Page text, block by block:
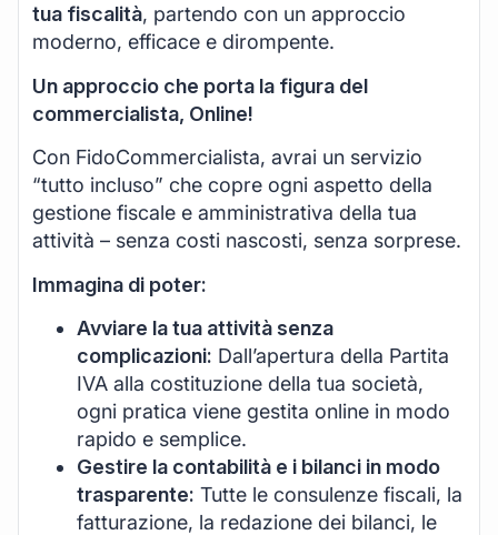
tua fiscalità, partendo con un approccio
moderno, efficace e dirompente.
Un approccio che porta la figura del
commercialista, Online!
Con FidoCommercialista, avrai un servizio
“tutto incluso” che copre ogni aspetto della
gestione fiscale e amministrativa della tua
attività – senza costi nascosti, senza sorprese.
Immagina di poter:
Avviare la tua attività senza
complicazioni: Dall’apertura della Partita
IVA alla costituzione della tua società,
ogni pratica viene gestita online in modo
rapido e semplice.
Gestire la contabilità e i bilanci in modo
trasparente: Tutte le consulenze fiscali, la
fatturazione, la redazione dei bilanci, le